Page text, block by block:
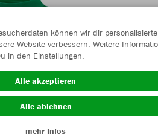
können wir dir personalisierte
Website verbessern. Weitere
in den Einstellungen.
Alle akzeptieren
Alle ablehnen
mehr Infos